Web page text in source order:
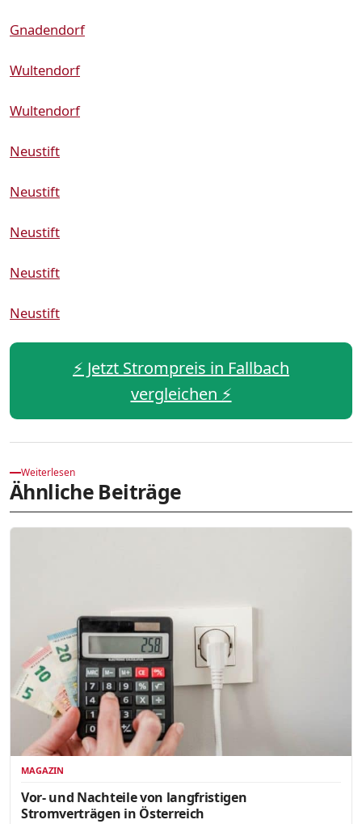
Gnadendorf
Wultendorf
Wultendorf
Neustift
Neustift
Neustift
Neustift
Neustift
⚡️ Jetzt Strompreis in Fallbach
vergleichen ⚡️
Weiterlesen
Ähnliche Beiträge
MAGAZIN
Vor- und Nachteile von langfristigen
Stromverträgen in Österreich